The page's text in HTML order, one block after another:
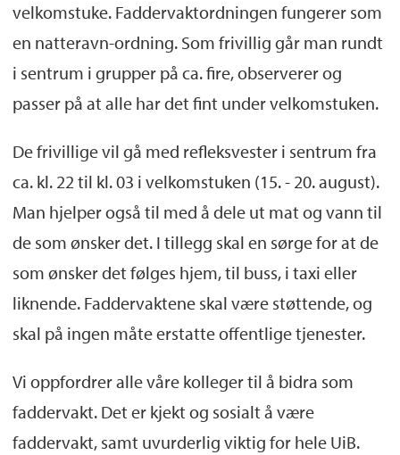
velkomstuke. Faddervaktordningen fungerer som
en natteravn-ordning. Som frivillig går man rundt
i sentrum i grupper på ca. fire, observerer og
passer på at alle har det fint under velkomstuken.
De frivillige vil gå med refleksvester i sentrum fra
ca. kl. 22 til kl. 03 i velkomstuken (15. - 20. august).
Man hjelper også til med å dele ut mat og vann til
de som ønsker det. I tillegg skal en sørge for at de
som ønsker det følges hjem, til buss, i taxi eller
liknende. Faddervaktene skal være støttende, og
skal på ingen måte erstatte offentlige tjenester.
Vi oppfordrer alle våre kolleger til å bidra som
faddervakt. Det er kjekt og sosialt å være
faddervakt, samt uvurderlig viktig for hele UiB.